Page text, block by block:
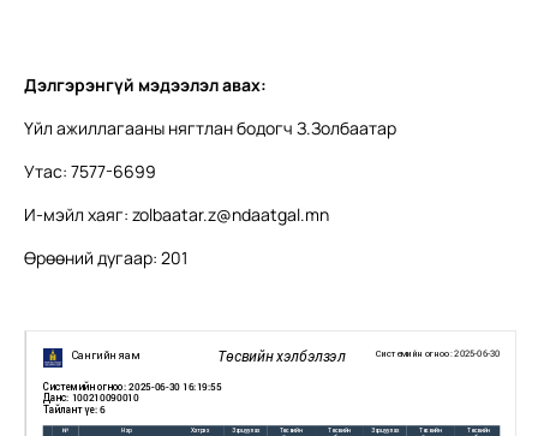
Дэлгэрэнгүй мэдээлэл авах:
Үйл ажиллагааны нягтлан бодогч З.Золбаатар
Утас: 7577-6699
И-мэйл хаяг: zolbaatar.z@ndaatgal.mn
Өрөөний дугаар: 201